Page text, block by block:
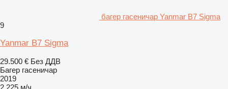
багер гасеничар Yanmar B7 Sigma
9
Yanmar B7 Sigma
29.500 € Без ДДВ
Багер гасеничар
2019
2.225 м/ч